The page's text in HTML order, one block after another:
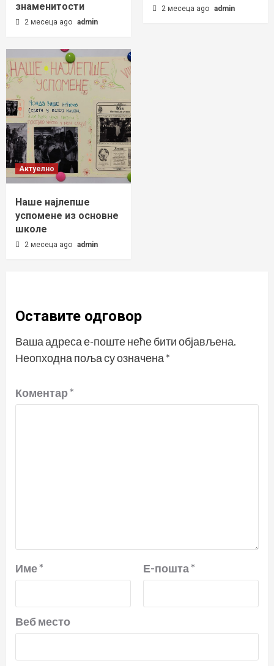
знаменитости
2 месеца ago admin
2 месеца ago admin
Актуелно
Наше најлепше
успомене из основне
школе
2 месеца ago admin
Оставите одговор
Ваша адреса е-поште неће бити објављена.
Неопходна поља су означена *
Коментар*
Име* Е-пошта*
Веб место